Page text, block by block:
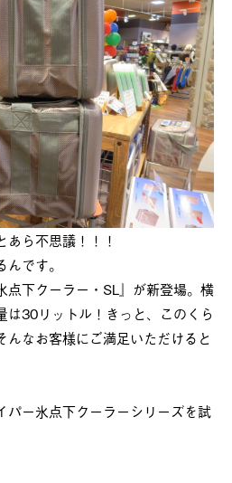
ら不思議！！！
です。
点下クーラー・SL』が新登場。横
は30リットル！きっと、このくら
んなお客様にご満足いただけると
パー氷点下クーラーシリーズを試